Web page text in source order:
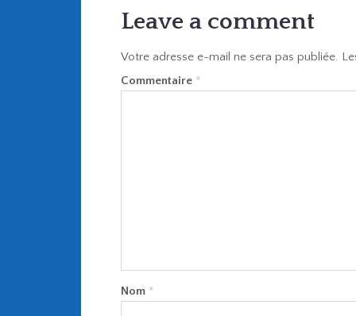
Leave a comment
Votre adresse e-mail ne sera pas publiée.
Commentaire *
Nom *